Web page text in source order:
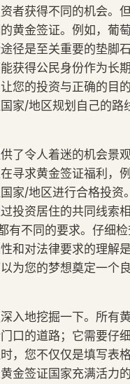
者获得不同的机会。
黄金签证。例如，葡
径是至关重要的垫脚
获得公民身份作为长
您的投资与正确的目
家/地区规划自己的
了令人着迷的机会景
寻求黄金签证福利，
家/地区进行合格投
投资居住的共同线索
有不同的要求。仔细
和对法律要求的理解
为您的梦想奠定一个
入地挖掘一下。所有
口的道路；它需要仔
，您不仅仅是填写表
金签证国家充满活力